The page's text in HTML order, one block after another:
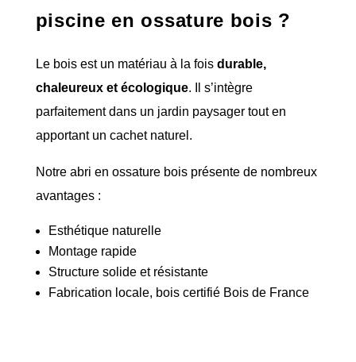
piscine en ossature bois ?
Le bois est un matériau à la fois durable,
chaleureux et écologique. Il s’intègre
parfaitement dans un jardin paysager tout en
apportant un cachet naturel.
Notre abri en ossature bois présente de nombreux
avantages :
Esthétique naturelle
Montage rapide
Structure solide et résistante
Fabrication locale, bois certifié Bois de France